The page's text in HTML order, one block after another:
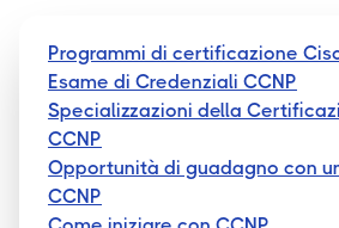
Programmi di certificazione
Esame di Credenziali CCNP
Specializzazioni della
CCNP
Opportunità di guadagno con
CCNP